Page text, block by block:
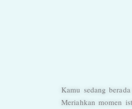
Kamu sedang
Meriahkan momen